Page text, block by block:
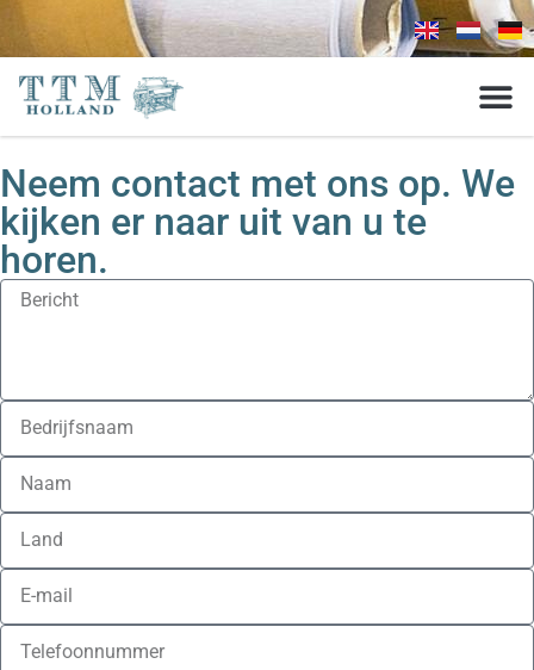
Neem contact met ons op. We
kijken er naar uit van u te
horen.